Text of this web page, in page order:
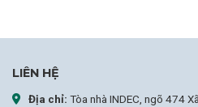
LIÊN HỆ
Địa chỉ: Tòa nhà INDEC, ngõ 474